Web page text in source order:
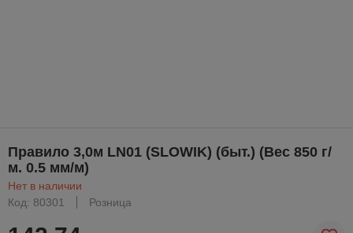
Правило 3,0м LN01 (SLOWIK) (быт.) (Вес 850 г/
м. 0.5 мм/м)
Нет в наличии
Код: 80301
Розница